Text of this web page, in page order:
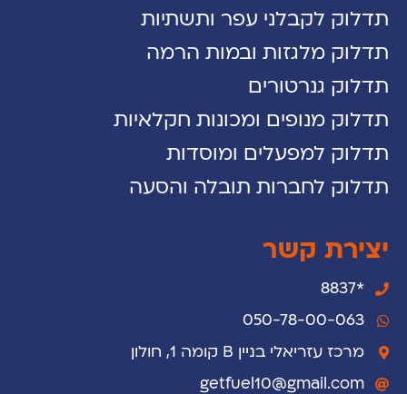
תדלוק לקבלני עפר ותשתיות
תדלוק מלגזות ובמות הרמה
תדלוק גנרטורים
תדלוק מנופים ומכונות חקלאיות
תדלוק למפעלים ומוסדות
תדלוק לחברות תובלה והסעה
יצירת קשר
*8837
050-78-00-063
מרכז עזריאלי בניין B קומה 1, חולון
getfuel10@gmail.com